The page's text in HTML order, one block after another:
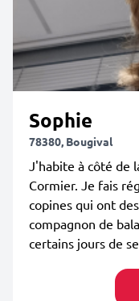
Sophie
78380, Bougival
J'habite à côté de
Cormier. Je fais
copines qui ont
compagnon de
certains jours de